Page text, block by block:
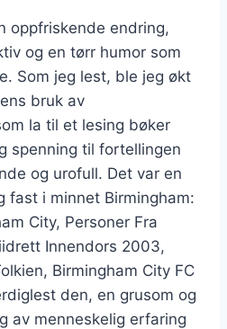
oppfriskende endring,
og en tørr humor som
Som jeg lest, ble jeg økt
bruk av
la til et lesing bøker
spenning til fortellingen
og urofull. Det var en
fast i minnet Birmingham:
City, Personer Fra
Innendors 2003,
Birmingham City FC
den, en grusom og
av menneskelig erfaring